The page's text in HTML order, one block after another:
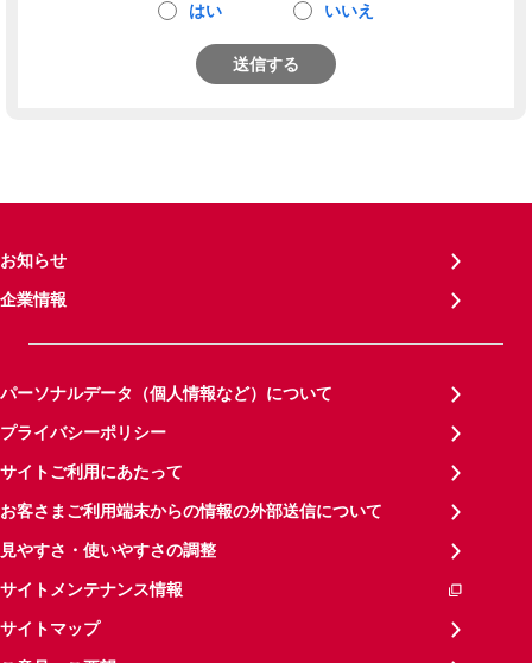
はい いいえ
送信する
お知らせ
企業情報
パーソナルデータ（個人情報など）について
プライバシーポリシー
サイトご利用にあたって
お客さまご利用端末からの情報の外部送信について
見やすさ・使いやすさの調整
サイトメンテナンス情報
サイトマップ